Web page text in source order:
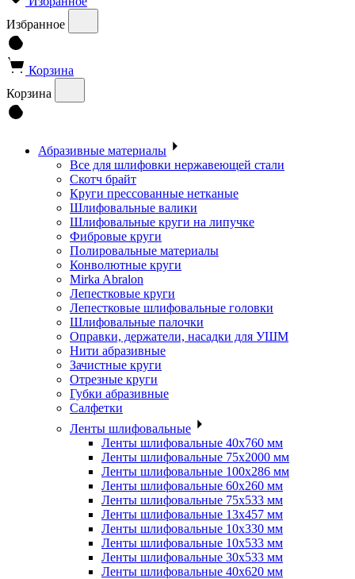
Избранное
Корзина
Корзина
Абразивные материалы
Все для шлифовки нержавеющей стали
Скотч брайт
Круги прессованные нетканые
Шлифовальные валики
Шлифовальные круги на липучке
Фибровые круги
Полировальные материалы
Конволютные круги
Mirka Abralon
Лепестковые круги
Лепестковые шлифовальные головки
Шлифовальные палочки
Оправки, держатели, насадки для УШМ
Нити абразивные
Зачистные круги
Отрезные круги
Губки абразивные
Салфетки
Ленты шлифовальные
Ленты шлифовальные 40х760 мм
Ленты шлифовальные 75х2000 мм
Ленты шлифовальные 100х286 мм
Ленты шлифовальные 60х260 мм
Ленты шлифовальные 75х533 мм
Ленты шлифовальные 13х457 мм
Ленты шлифовальные 10х330 мм
Ленты шлифовальные 10х533 мм
Ленты шлифовальные 30х533 мм
Ленты шлифовальные 40х620 мм